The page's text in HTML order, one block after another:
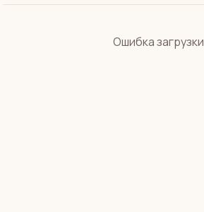
Ошибка загрузки